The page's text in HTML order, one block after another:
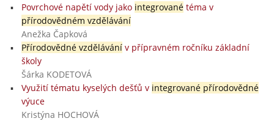
Povrchové napětí vody jako integrovanétéma v
přírodovědném vzdělávání
Anežka Čapková
Přírodovědné vzdělávánív přípravném ročníku základní
školy
Šárka KODETOVÁ
Využití tématu kyselých dešťů v integrované přírodovědné
výuce
Kristýna HOCHOVÁ